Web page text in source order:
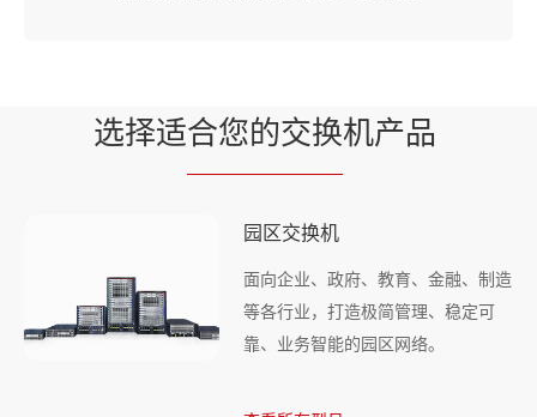
选择适合您的交换机产品
园区交换机
面向企业、政府、教育、金融、制造
等各行业，打造极简管理、稳定可
靠、业务智能的园区网络。